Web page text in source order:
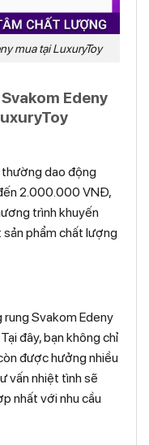
mua tại LuxuryToy
Edeny
dao động
2.000.000 VNĐ,
trình khuyến
phẩm chất lượng
Svakom Edeny
Tại đây, bạn không chỉ
được hưởng nhiều
vấn nhiệt tình sẽ
nhất với nhu cầu